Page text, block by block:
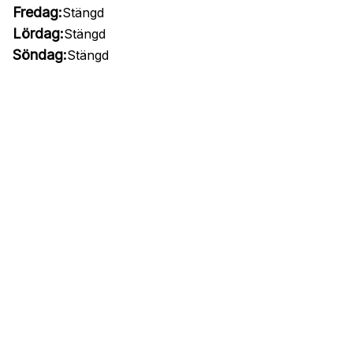
Fredag:Stängd
Lördag:Stängd
Söndag:Stängd